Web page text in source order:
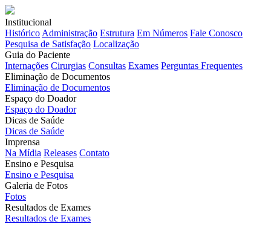
Institucional
Histórico Administração Estrutura Em Números Fale Conosco
Pesquisa de Satisfação Localização
Guia do Paciente
Internações Cirurgias Consultas Exames Perguntas Frequentes
Eliminação de Documentos
Eliminação de Documentos
Espaço do Doador
Espaço do Doador
Dicas de Saúde
Dicas de Saúde
Imprensa
Na Mídia Releases Contato
Ensino e Pesquisa
Ensino e Pesquisa
Galeria de Fotos
Fotos
Resultados de Exames
Resultados de Exames